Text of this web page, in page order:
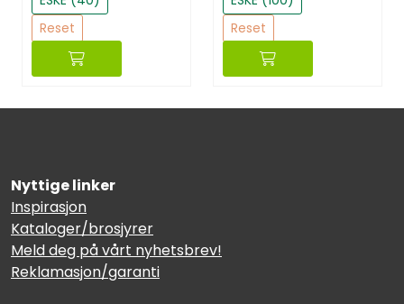
Reset
Reset
Nyttige linker
Inspirasjon
Kataloger/brosjyrer
Meld deg på vårt nyhetsbrev!
Reklamasjon/garanti